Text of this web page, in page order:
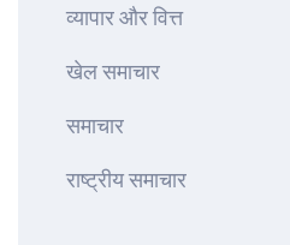
व्यापार और वित्त
खेल समाचार
समाचार
राष्ट्रीय समाचार